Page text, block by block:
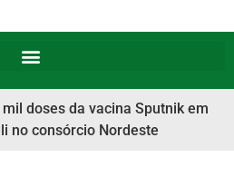
doses da vacina Sputnik em
no consórcio Nordeste